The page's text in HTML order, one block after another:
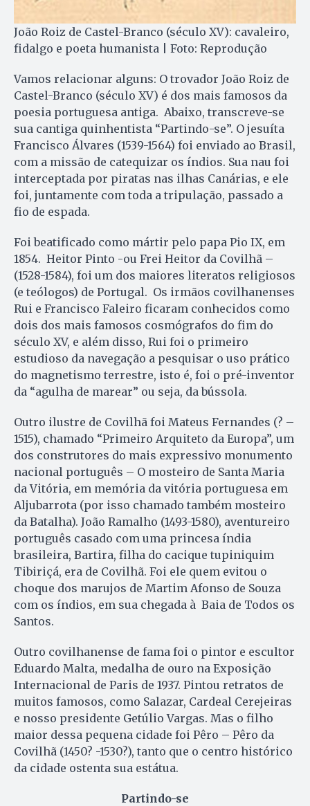
João Roiz de Castel-Branco (século XV): cavaleiro,
fidalgo e poeta humanista | Foto: Reprodução
Vamos relacionar alguns: O trovador João Roiz de
Castel-Branco (século XV) é dos mais famosos da
poesia portuguesa antiga. Abaixo, transcreve-se
sua cantiga quinhentista “Partindo-se”. O jesuíta
Francisco Álvares (1539-1564) foi enviado ao Brasil,
com a missão de catequizar os índios. Sua nau foi
interceptada por piratas nas ilhas Canárias, e ele
foi, juntamente com toda a tripulação, passado a
fio de espada.
Foi beatificado como mártir pelo papa Pio IX, em
1854. Heitor Pinto -ou Frei Heitor da Covilhã –
(1528-1584), foi um dos maiores literatos religiosos
(e teólogos) de Portugal. Os irmãos covilhanenses
Rui e Francisco Faleiro ficaram conhecidos como
dois dos mais famosos cosmógrafos do fim do
século XV, e além disso, Rui foi o primeiro
estudioso da navegação a pesquisar o uso prático
do magnetismo terrestre, isto é, foi o pré-inventor
da “agulha de marear” ou seja, da bússola.
Outro ilustre de Covilhã foi Mateus Fernandes (? –
1515), chamado “Primeiro Arquiteto da Europa”, um
dos construtores do mais expressivo monumento
nacional português – O mosteiro de Santa Maria
da Vitória, em memória da vitória portuguesa em
Aljubarrota (por isso chamado também mosteiro
da Batalha). João Ramalho (1493-1580), aventureiro
português casado com uma princesa índia
brasileira, Bartira, filha do cacique tupiniquim
Tibiriçá, era de Covilhã. Foi ele quem evitou o
choque dos marujos de Martim Afonso de Souza
com os índios, em sua chegada à Baia de Todos os
Santos.
Outro covilhanense de fama foi o pintor e escultor
Eduardo Malta, medalha de ouro na Exposição
Internacional de Paris de 1937. Pintou retratos de
muitos famosos, como Salazar, Cardeal Cerejeiras
e nosso presidente Getúlio Vargas. Mas o filho
maior dessa pequena cidade foi Pêro – Pêro da
Covilhã (1450? -1530?), tanto que o centro histórico
da cidade ostenta sua estátua.
Partindo-se